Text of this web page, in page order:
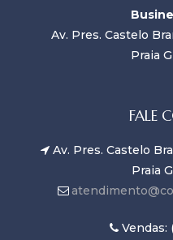
Av. Pres. Castelo
Praia
FALE
Av. Pres. Castelo
Praia
Vendas: